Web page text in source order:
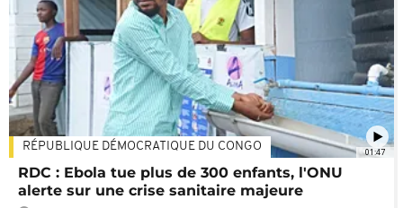
01:47
RÉPUBLIQUE DÉMOCRATIQUE DU CONGO
RDC : Ebola tue plus de 300 enfants, l'ONU
alerte sur une crise sanitaire majeure